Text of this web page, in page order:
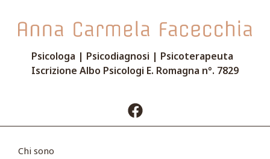
Psicologa | Psicodiagnosi | Psicoterapeuta
Iscrizione Albo Psicologi E. Romagna n°. 7829
Chi sono